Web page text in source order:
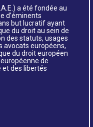
a été fondée au
d’éminents
but lucratif ayant
du droit au sein de
des statuts, usages
avocats européens,
du droit européen
de
et des libertés